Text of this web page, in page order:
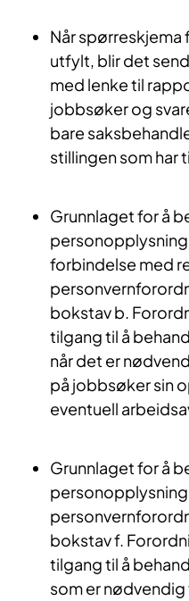
Når spørreskjema
utfylt, blir det
med lenke til
jobbsøker og
bare
stillingen som har
Grunnlaget for å
forbindelse med
bokstav b.
tilgang til å
når det er
på jobbsøker sin
eventuell
Grunnlaget for å
bokstav f.
tilgang til å
som er